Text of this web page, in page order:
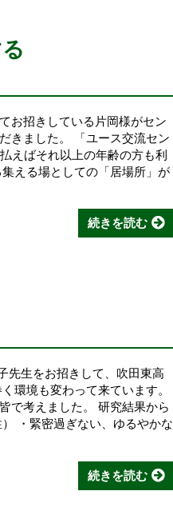
お招きしている片岡様がセン
きました。 「ユース交流セン
えばそれ以上の年齢の方も利
える場としての「居場所」が
続きを読む
先生をお招きして、吹田東高
環境も変わって来ています。
で考えました。 研究結果から
・緊密過ぎない、ゆるやかな
続きを読む